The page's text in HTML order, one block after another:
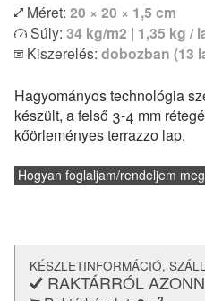
Méret: 20 × 20 × 1,5 cm
Súly: 34 kg/m2 | 1,35 kg /
Kiszerelés: dobozban (13
Hagyományos technológia
készült, a felső 3-4 mm
kőörleményes terrazzo lap.
Hogyan foglaljam/rendeljem meg
KÉSZLETINFORMÁCIÓ,
RAKTÁRRÓL